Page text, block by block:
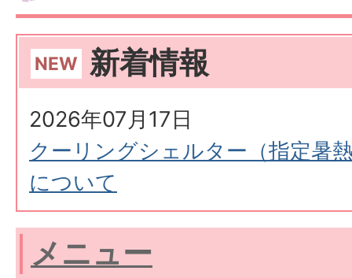
新着情報
2026年07月17日
クーリングシェルター（指定暑
について
メニュー